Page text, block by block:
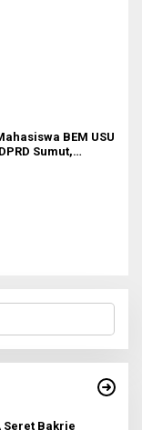
BEM USU
Sumut,
Seret Bakrie